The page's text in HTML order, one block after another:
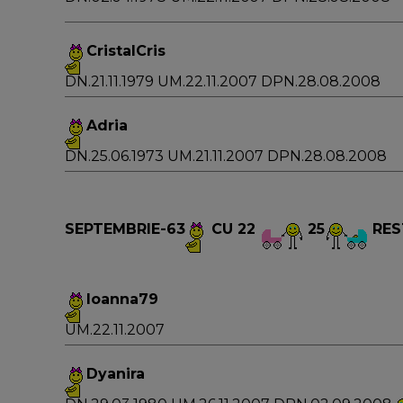
CristalCris
DN.21.11.1979 UM.22.11.2007 DPN.28.08.2008
Adria
DN.25.06.1973 UM.21.11.2007 DPN.28.08.2008
SEPTEMBRIE-63 CU 22 25
Ioanna79
UM.22.11.2007
Dyanira